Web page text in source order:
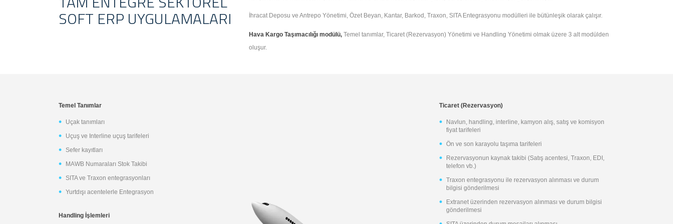
Liman Yönetimi Uygulaması
RO-RO Operasyon Yönetimi
Taşımacılığı
Stok Kontrol Yönetimi
SOFT ERP UYGULAMALARI İhracat Deposu ve Antrepo Yönetimi, Özet Beyan, Kantar, Barkod, Traxon, SITA Entegrasyonu modülleri ile bütünleşik olarak çalışır.
Hava Kargo Taşımacılığı modülü, Temel tanımlar, Ticaret (Rezervasyon) Yönetimi ve Handling Yönetimi olmak üzere 3 alt modülden
oluşur.
Temel Tanımlar
Uçak tanımları
Uçuş ve Interline uçuş tarifeleri
Sefer kayıtları
MAWB Numaraları Stok Takibi
SITA ve Traxon entegrasyonları
Yurtdışı acentelerle Entegrasyon
Handling İşlemleri
Ticaret (Rezervasyon)
Navlun, handling, interline, kamyon alış, satış ve komisyon
fiyat tarifeleri
Ön ve son karayolu taşıma tarifeleri
Rezervasyonun kaynak takibi (Satış acentesi, Traxon, EDI,
telefon vb.)
Traxon entegrasyonu ile rezervasyon alınması ve durum
bilgisi gönderilmesi
Extranet üzerinden rezervasyon alınması ve durum bilgisi
gönderilmesi